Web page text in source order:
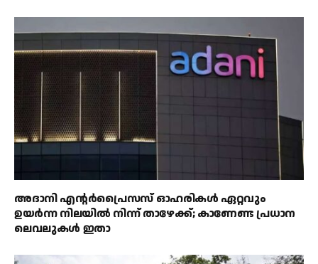
അദാനി എന്റർപ്രൈസസ് ഓഹരികൾ ഏറ്റവും
ഉയർന്ന നിലയിൽ നിന്ന് താഴേക്ക്; കാണേണ്ട പ്രധാന
ലെവലുകൾ ഇതാ